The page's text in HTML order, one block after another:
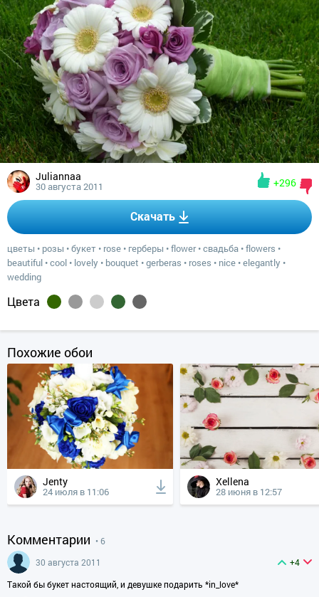
Juliannaa
30 августа 2011 +296
Скачать
цветы • розы •букет • rose • герберы •flower•свадьба •flowers •
beautiful •cool • lovely • bouquet •gerberas • roses • nice •elegantly •
wedding
Цвета
Похожие обои
Jenty
24 июля в 11:06
Xellena
28 июня в 12:57
Комментарии • 6
30 августа 2011
+4
Такой бы букет настоящий, и девушке подарить *in_love*